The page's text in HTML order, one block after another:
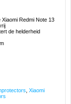
Redmi Note 13
de helderheid
Xiaomi